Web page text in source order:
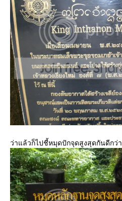
ว่าแล้วก็ไปชี้หมุดปักจุดสูงสุดกันดีกว่า